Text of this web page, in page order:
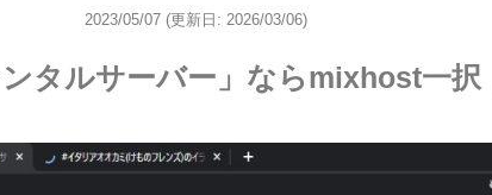
2023/05/07 (更新日: 2026/03/06)
タルサーバー」ならmixhost一択